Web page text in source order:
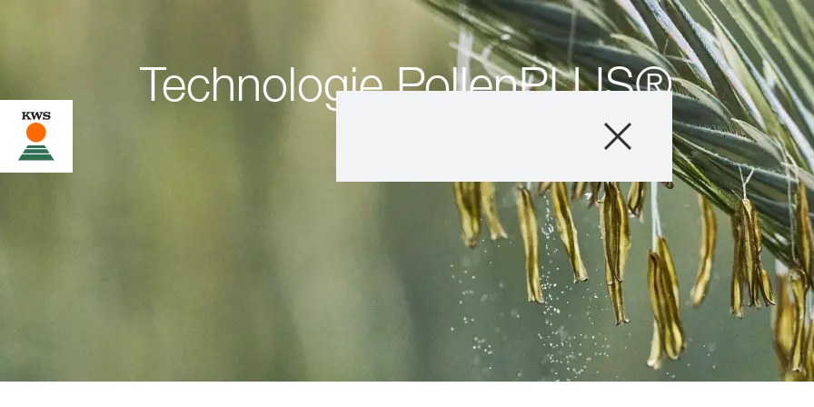
Seigle hybride
Agronomie
Marchés
Trouver un
Qui sommes-
Technologie PollenPLUS®